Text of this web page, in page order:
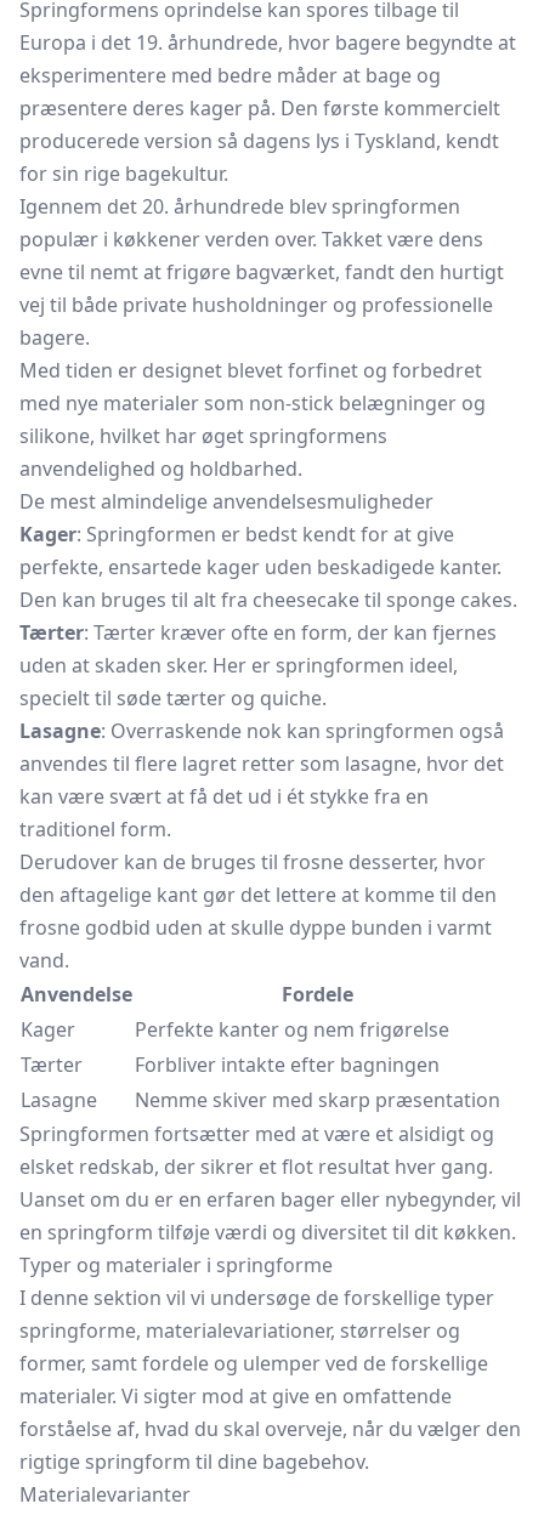
Springformens oprindelse kan spores tilbage til
Europa i det 19. århundrede, hvor bagere begyndte at
eksperimentere med bedre måder at bage og
præsentere deres kager på. Den første kommercielt
producerede version så dagens lys i Tyskland, kendt
for sin rige bagekultur.
Igennem det 20. århundrede blev springformen
populær i køkkener verden over. Takket være dens
evne til nemt at frigøre bagværket, fandt den hurtigt
vej til både private husholdninger og professionelle
bagere.
Med tiden er designet blevet forfinet og forbedret
med nye materialer som non-stick belægninger og
silikone, hvilket har øget springformens
anvendelighed og holdbarhed.
De mest almindelige anvendelsesmuligheder
Kager: Springformen er bedst kendt for at give
perfekte, ensartede kager uden beskadigede kanter.
Den kan bruges til alt fra cheesecake til sponge cakes.
Tærter: Tærter kræver ofte en form, der kan fjernes
uden at skaden sker. Her er springformen ideel,
specielt til søde tærter og quiche.
Lasagne: Overraskende nok kan springformen også
anvendes til flere lagret retter som lasagne, hvor det
kan være svært at få det ud i ét stykke fra en
traditionel form.
Derudover kan de bruges til frosne desserter, hvor
den aftagelige kant gør det lettere at komme til den
frosne godbid uden at skulle dyppe bunden i varmt
vand.
Anvendelse
Fordele
Kager
Perfekte kanter og nem frigørelse
Tærter
Forbliver intakte efter bagningen
Lasagne
Nemme skiver med skarp præsentation
Springformen fortsætter med at være et alsidigt og
elsket redskab, der sikrer et flot resultat hver gang.
Uanset om du er en erfaren bager eller nybegynder, vil
en springform tilføje værdi og diversitet til dit køkken.
Typer og materialer i springforme
I denne sektion vil vi undersøge de forskellige typer
springforme, materialevariationer, størrelser og
former, samt fordele og ulemper ved de forskellige
materialer. Vi sigter mod at give en omfattende
forståelse af, hvad du skal overveje, når du vælger den
rigtige springform til dine bagebehov.
Materialevarianter